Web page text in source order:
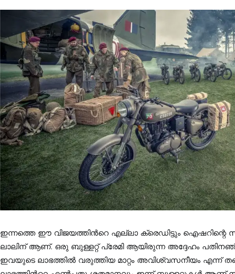
ഇന്നത്തെ ഈ വിജയത്തിന്‍റെ എല്ലാ ക്രെഡിട്ടും ഐഷറിന്റെ
ലാലിന് ആണ്. ഒരു ബുള്ളറ്റ് പ്രേമി ആയിരുന്ന അദ്ദേഹം
ഇവയുടെ ലാഭത്തില്‍ വരുത്തിയ മാറ്റം അവിശ്വസനീയം എന്ന്